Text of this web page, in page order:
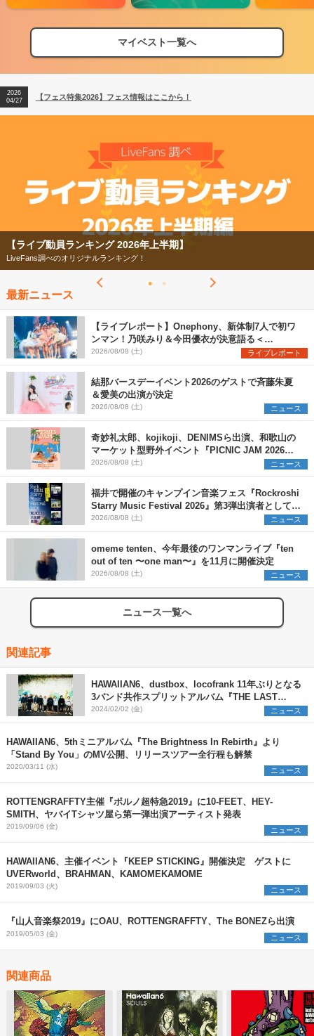
マイベスト一覧へ
【フェス特集2026】フェス情報はここから！
【ライブ動員ランキング】2026年上半期編発表！
2026
04/27
【フェス特集2026】フェス情報はここから！
2026
【フェス特集2026】
今年もフェスの季節がやってきた！
最新ニュース
【ライブレポート】Onephony、新体制7人で初ワ
ンマン！乃咲みり＆今田優衣が決意語る＜
Onephony新体制1st Oneman Live はじまりの夏
＞
2026/08/08 (土) ライブレポート
結那バースデーイベント2026のゲストで斉藤朱夏
＆愛美の出演が決定
2026/08/08 (土) ニュース
奇妙礼太郎、kojikoji、DENIMSら出演、和歌山の
マーケット型野外イベント『PICNIC JAM 2026』
早割チケット発売開始
2026/08/08 (土) ニュース
福井で開催のキャンプイン音楽フェス『Rockroshi
Starry Music Festival 2026』第3弾出演者として
SCOOBIE DO、かりゆし58、Reiを発表
2026/08/08 (土) ニュース
omeme tenten、今年最後のワンマンライブ『ten
out of ten 〜one man〜』を11月に開催決定
2026/08/08 (土) ニュース
ニュース一覧へ
関連記事
HAWAIIAN6、dustbox、locofrank 11年ぶりとなる
3バンド共作スプリットアルバム『THE LAST
ANTHEMS』リリース決定＆6都市7会場にてツアー
も開催
2024/02/02 (金) ニュース
HAWAIIAN6、5thミニアルバム『The Brightness In Rebirth』より
「Stand By You」のMV公開、リリースツアー全行程も解禁
2020/03/11 (水) ニュース
ROTTENGRAFFTY主催『ポルノ超特急2019』に10-FEET、HEY-
SMITH、ヤバイTシャツ屋ら第一弾出演アーティスト発表
2019/09/06 (金) ニュース
HAWAIIAN6、主催イベント『KEEP STICKING』開催決定 ゲストに
UVERworld、BRAHMAN、KAMOMEKAMOME
2019/09/03 (火) ニュース
『山人音楽祭2019』にOAU、ROTTENGRAFFTY、The BONEZら出演
2019/05/03 (金) ニュース
関連商品